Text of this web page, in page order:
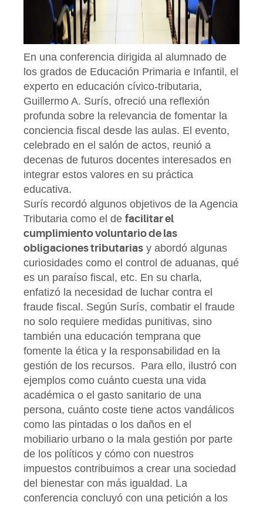
En una conferencia dirigida al alumnado de
los grados de Educación Primaria e Infantil, el
experto en educación cívico-tributaria,
Guillermo A. Surís, ofreció una reflexión
profunda sobre la relevancia de fomentar la
conciencia fiscal desde las aulas. El evento,
celebrado en el salón de actos, reunió a
decenas de futuros docentes interesados en
integrar estos valores en su práctica
educativa.
Surís recordó algunos objetivos de la Agencia
Tributaria como el defacilitar el
cumplimiento voluntario de las
obligaciones tributarias y abordó algunas
curiosidades como el control de aduanas, qué
es un paraíso fiscal, etc. En su charla,
enfatizó la necesidad de luchar contra el
fraude fiscal. Según Surís, combatir el fraude
no solo requiere medidas punitivas, sino
también una educación temprana que
fomente la ética y la responsabilidad en la
gestión de los recursos. Para ello, ilustró con
ejemplos como cuánto cuesta una vida
académica o el gasto sanitario de una
persona, cuánto coste tiene actos vandálicos
como las pintadas o los daños en el
mobiliario urbano o la mala gestión por parte
de los políticos y cómo con nuestros
impuestos contribuimos a crear una sociedad
del bienestar con más igualdad. La
conferencia concluyó con una petición a los